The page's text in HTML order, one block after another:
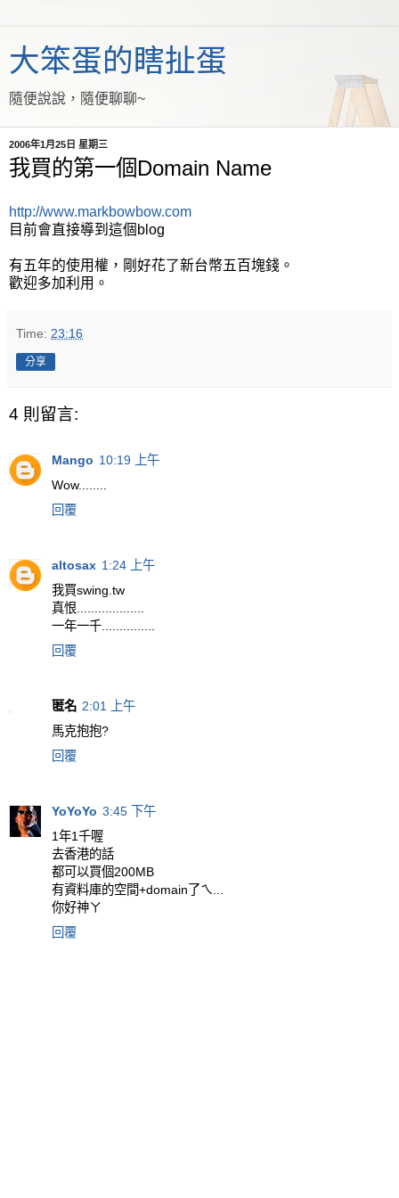
大笨蛋的瞎扯蛋
隨便說說，隨便聊聊~
2006年1月25日 星期三
我買的第一個Domain Name
http://www.markbowbow.com
目前會直接導到這個blog
有五年的使用權，剛好花了新台幣五百塊錢。
歡迎多加利用。
Time: 23:16
分享
4 則留言:
Mango 10:19 上午
Wow........
回覆
altosax 1:24 上午
我買swing.tw
真恨...................
一年一千...............
回覆
匿名 2:01 上午
馬克抱抱?
回覆
YoYoYo 3:45 下午
1年1千喔
去香港的話
都可以買個200MB
有資料庫的空間+domain了ㄟ...
你好神ㄚ
回覆